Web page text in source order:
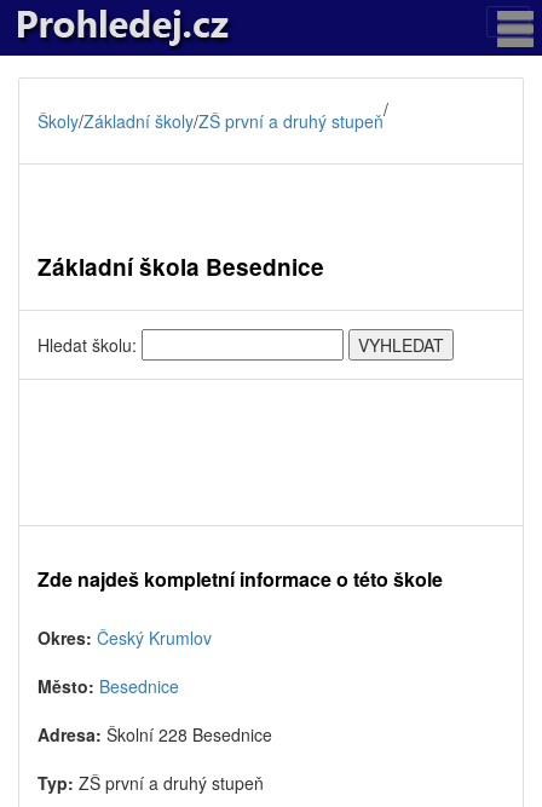
Školy/Základní školy/ZŠ první a druhý stupeň/
Základní škola Besednice
Hledat školu:
Zde najdeš kompletní informace o této škole
Okres: Český Krumlov
Město: Besednice
Adresa: Školní 228 Besednice
Typ: ZŠ první a druhý stupeň